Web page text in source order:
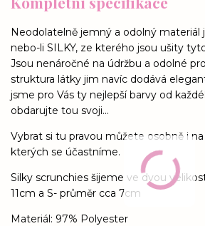
Neodolatelně jemný a odolný materiál
nebo-li SILKY, ze kterého jsou ušity
Jsou nenáročné na údržbu a odolné
struktura látky jim navíc dodává
jsme pro Vás ty nejlepší barvy od
obdarujte tou svoji...
Vybrat si tu pravou můžete osobně i
kterých se účastníme.
Silky scrunchies šijeme ve dvou
11cm a S- průměr cca 7cm
Materiál: 97% Polyester